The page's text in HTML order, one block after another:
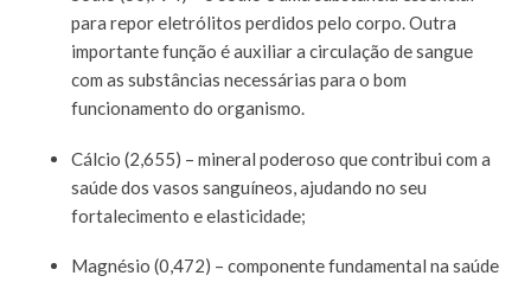
para repor eletrólitos perdidos pelo corpo. Outra
importante função é auxiliar a circulação de sangue
com as substâncias necessárias para o bom
funcionamento do organismo.
Cálcio (2,655) – mineral poderoso que contribui com a
saúde dos vasos sanguíneos, ajudando no seu
fortalecimento e elasticidade;
Magnésio (0,472) – componente fundamental na saúde